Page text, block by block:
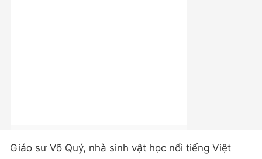
Giáo sư Võ Quý, nhà sinh vật học nổi tiếng Việt